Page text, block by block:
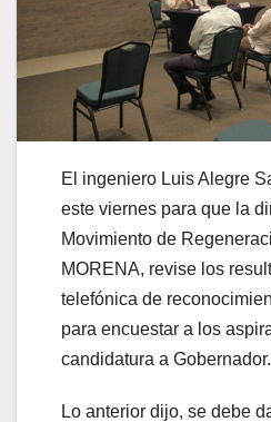
El ingeniero Luis Alegre
este viernes para que la
Movimiento de
MORENA, revise los
telefónica de
para encuestar a los
candidatura a Gobernador.
Lo anterior dijo, se debe